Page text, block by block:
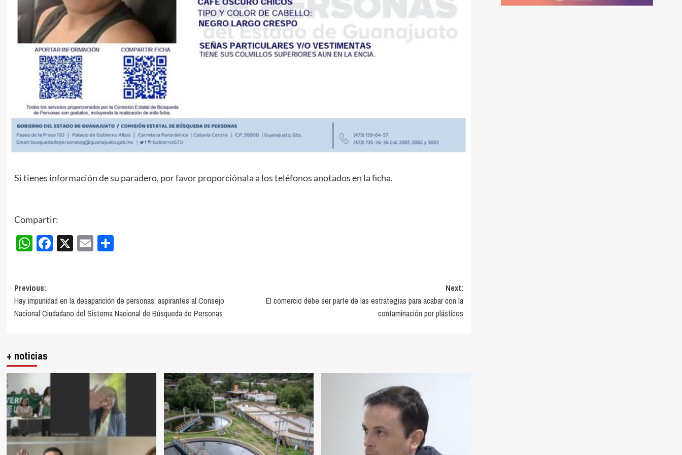
Si tienes información de su paradero, por favor proporciónala a los teléfonos anotados en la ficha.
Compartir:
WhatsApp
Facebook
X EmailCompartir
Post
navigation
Previous:
Hay impunidad en la desaparición de personas: aspirantes al Consejo
Nacional Ciudadano del Sistema Nacional de Búsqueda de Personas
Next:
El comercio debe ser parte de las estrategias para acabar con la
contaminación por plásticos
+ noticias